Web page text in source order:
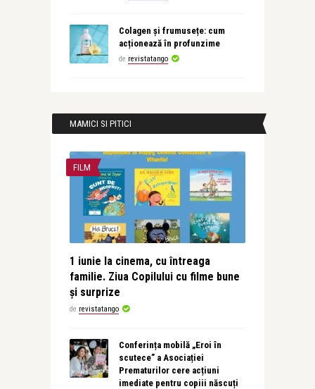
Colagen și frumusețe: cum
acționează în profunzime
de revistatango
MAMICI SI PITICI
FILM
1 iunie la cinema, cu întreaga
familie. Ziua Copilului cu filme bune
și surprize
de revistatango
Conferința mobilă „Eroi în
scutece” a Asociației
Prematurilor cere acțiuni
imediate pentru copiii născuți